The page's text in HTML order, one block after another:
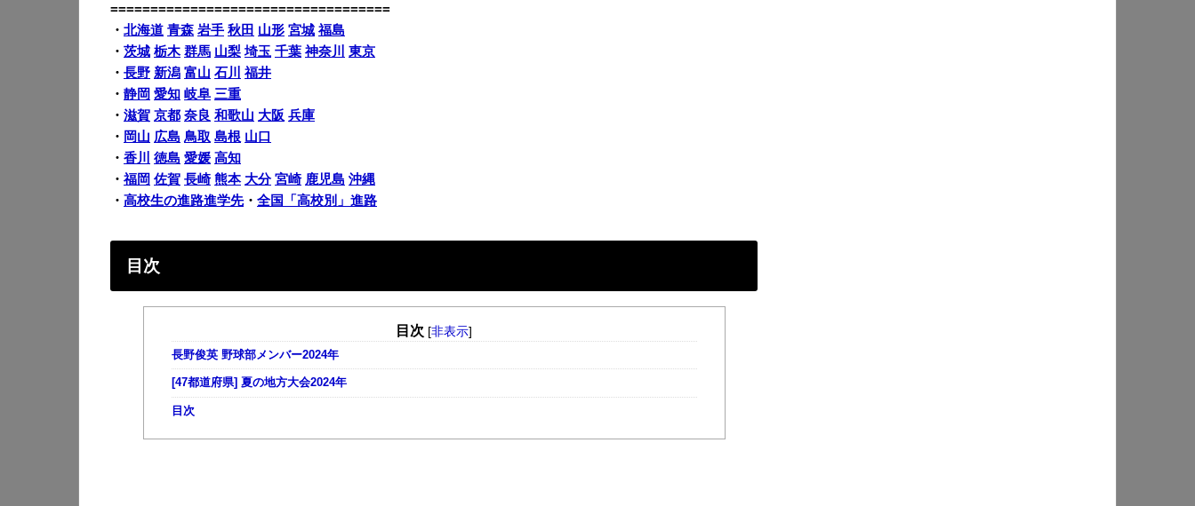
===================================
・ 北海道 青森 岩手 秋田 山形 宮城 福島
・ 茨城 栃木 群馬 山梨 埼玉 千葉 神奈川
東京
・ 長野 新潟 富山 石川
福井
・ 静岡 愛知 岐阜 三重
・ 滋賀 京都 奈良 和歌山 大阪 兵庫
・ 岡山 広島 鳥取 島根 山口
・ 香川 徳島 愛媛 高知
・ 福岡 佐賀 長崎 熊本 大分 宮崎 鹿児島 沖縄
・ 高校生の進路進学先・ 全国「高校別」進路
目次
目次 [非表示]
長野俊英 野球部メンバー2024年
[47都道府県] 夏の地方大会2024年
目次